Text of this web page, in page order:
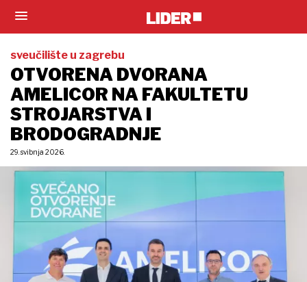
sveučilište u zagrebu
OTVORENA DVORANA
AMELICOR NA FAKULTETU
STROJARSTVA I
BRODOGRADNJE
29. svibnja 2026.